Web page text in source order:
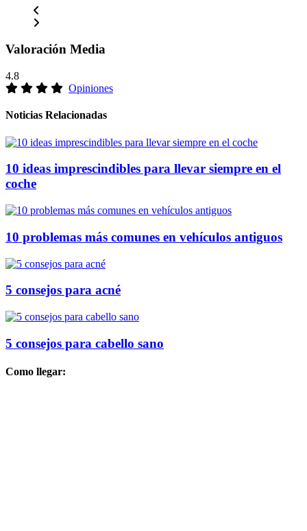
Valoración Media
4.8
Opiniones
Noticias Relacionadas
10 ideas imprescindibles para llevar siempre en el
coche
10 problemas más comunes en vehículos antiguos
5 consejos para acné
5 consejos para cabello sano
Como llegar: